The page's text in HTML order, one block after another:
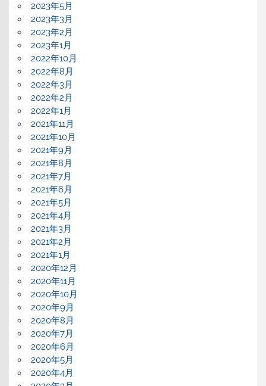
2023年5月
2023年3月
2023年2月
2023年1月
2022年10月
2022年8月
2022年3月
2022年2月
2022年1月
2021年11月
2021年10月
2021年9月
2021年8月
2021年7月
2021年6月
2021年5月
2021年4月
2021年3月
2021年2月
2021年1月
2020年12月
2020年11月
2020年10月
2020年9月
2020年8月
2020年7月
2020年6月
2020年5月
2020年4月